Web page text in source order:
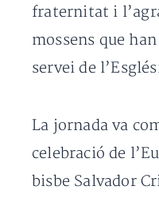
fraternitat i
mossens que
servei de
La jornada va
celebració de
bisbe Salvador